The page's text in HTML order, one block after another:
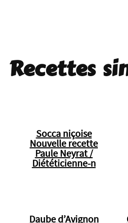
Recettes
Socca niçoise
Nouvelle recette
Paule Neyrat /
Diététicienne-n
Daube d’Avignon